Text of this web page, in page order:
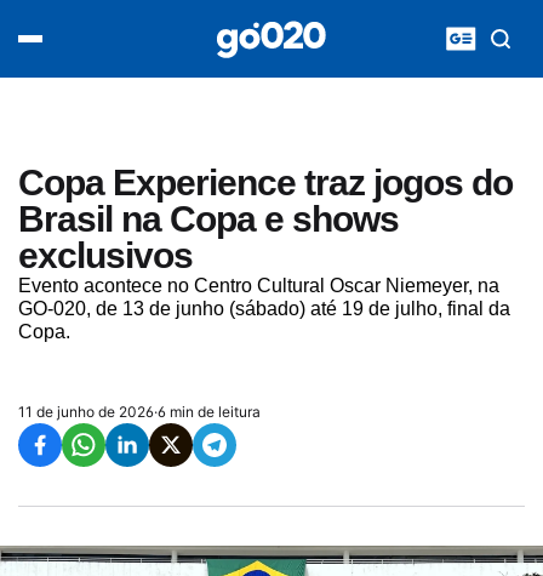
Copa Experience traz jogos do
Brasil na Copa e shows
exclusivos
Evento acontece no Centro Cultural Oscar Niemeyer, na
GO-020, de 13 de junho (sábado) até 19 de julho, final da
Copa.
11 de junho de 2026·6 min de leitura
acontece agora
entretenimento
vídeos
pod020